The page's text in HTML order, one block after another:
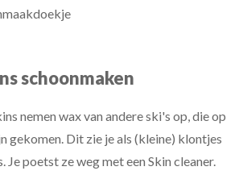
schoonmaken
nemen wax van andere ski's op, die op
gekomen. Dit zie je als (kleine) klontjes
Je poetst ze weg met een Skin cleaner.